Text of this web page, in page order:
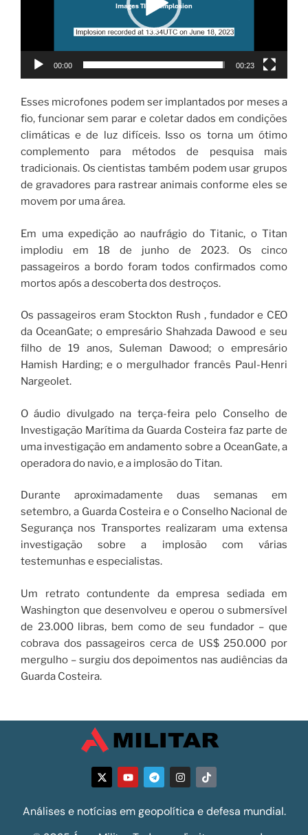
00:00 00:23
Esses microfones podem ser implantados por meses a
fio, funcionar sem parar e coletar dados em condições
climáticas e de luz difíceis. Isso os torna um ótimo
complemento para métodos de pesquisa mais
tradicionais. Os cientistas também podem usar grupos
de gravadores para rastrear animais conforme eles se
movem por uma área.
Em uma expedição ao naufrágio do Titanic, o Titan
implodiu em 18 de junho de 2023. Os cinco
passageiros a bordo foram todos confirmados como
mortos após a descoberta dos destroços.
Os passageiros eram Stockton Rush , fundador e CEO
da OceanGate; o empresário Shahzada Dawood e seu
filho de 19 anos, Suleman Dawood; o empresário
Hamish Harding; e o mergulhador francês Paul-Henri
Nargeolet.
O áudio divulgado na terça-feira pelo Conselho de
Investigação Marítima da Guarda Costeira faz parte de
uma investigação em andamento sobre a OceanGate, a
operadora do navio, e a implosão do Titan.
Durante aproximadamente duas semanas em
setembro, a Guarda Costeira e o Conselho Nacional de
Segurança nos Transportes realizaram uma extensa
investigação sobre a implosão com várias
testemunhas e especialistas.
Um retrato contundente da empresa sediada em
Washington que desenvolveu e operou o submersível
de 23.000 libras, bem como de seu fundador – que
cobrava dos passageiros cerca de US$ 250.000 por
mergulho – surgiu dos depoimentos nas audiências da
Guarda Costeira.
Análises e notícias em geopolítica e defesa mundial.